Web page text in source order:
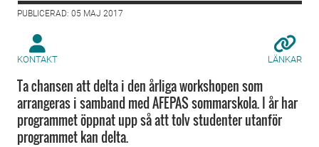
PUBLICERAD: 05 MAJ 2017
KONTAKT LÄNKAR
Ta chansen att delta i den årliga workshopen som
arrangeras i samband med AFEPAS sommarskola. I år har
programmet öppnat upp så att tolv studenter utanför
programmet kan delta.